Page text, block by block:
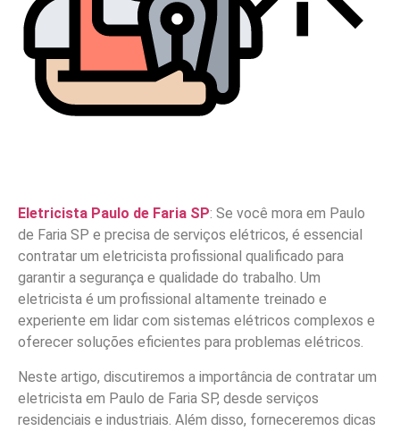
Eletricista Paulo de Faria SP: Se você mora em Paulo
de Faria SP e precisa de serviços elétricos, é essencial
contratar um eletricista profissional qualificado para
garantir a segurança e qualidade do trabalho. Um
eletricista é um profissional altamente treinado e
experiente em lidar com sistemas elétricos complexos e
oferecer soluções eficientes para problemas elétricos.
Neste artigo, discutiremos a importância de contratar um
eletricista em Paulo de Faria SP, desde serviços
residenciais e industriais. Além disso, forneceremos dicas